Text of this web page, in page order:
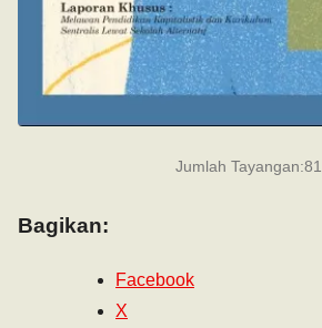
Jumlah Tayangan:81
Bagikan:
Facebook
X